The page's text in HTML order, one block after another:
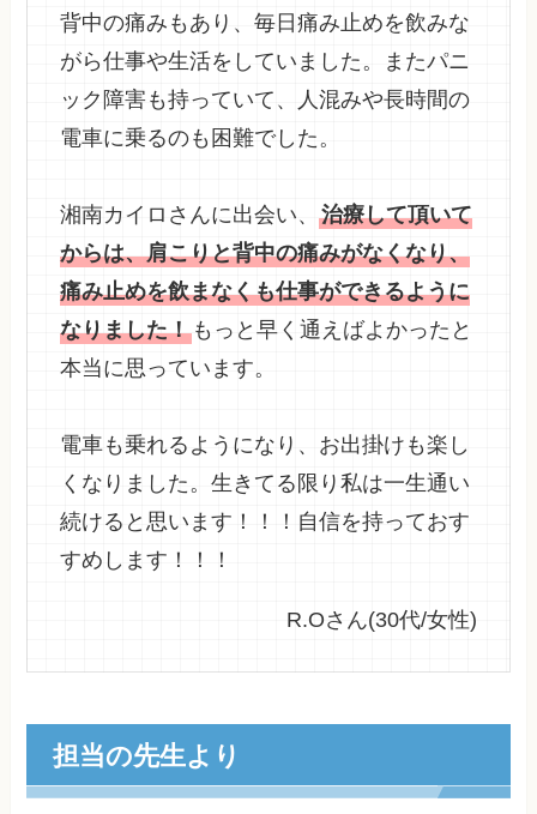
背中の痛みもあり、毎日痛み止めを飲みな
がら仕事や生活をしていました。またパニ
ック障害も持っていて、人混みや長時間の
電車に乗るのも困難でした。
湘南カイロさんに出会い、治療して頂いて
からは、肩こりと背中の痛みがなくなり、
痛み止めを飲まなくも仕事ができるように
なりました！ もっと早く通えばよかったと
本当に思っています。
電車も乗れるようになり、お出掛けも楽し
くなりました。生きてる限り私は一生通い
続けると思います！！！自信を持っておす
すめします！！！
R.Oさん(30代/女性)
担当の先生より